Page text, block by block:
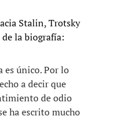
Stalin, Trotsky
la biografía:
es único. Por lo
a decir que
de odio
ha escrito mucho